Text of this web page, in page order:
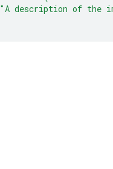
"A description of the